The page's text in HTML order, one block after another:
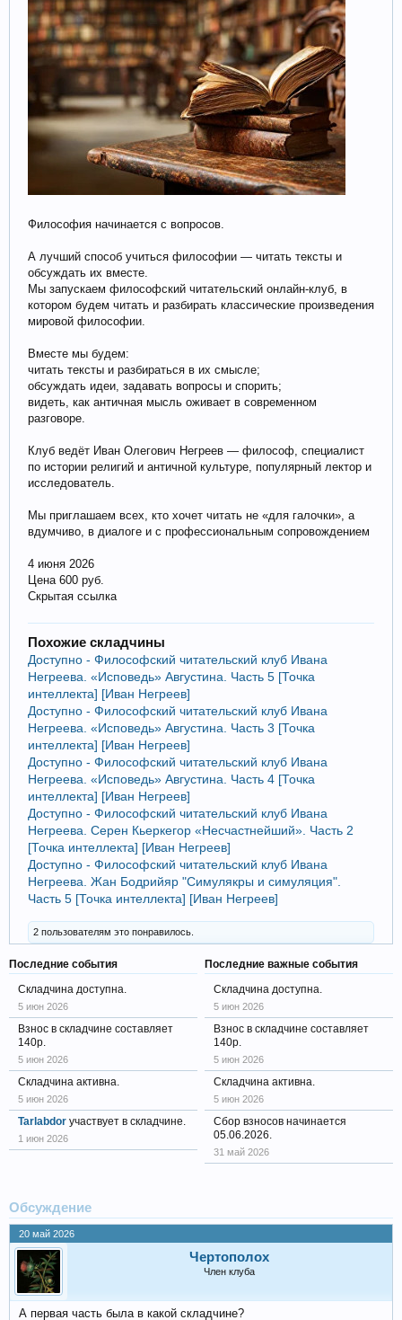
Философия начинается с вопросов.
А лучший способ учиться философии — читать тексты и
обсуждать их вместе.
Мы запускаем философский читательский онлайн-клуб, в
котором будем читать и разбирать классические произведения
мировой философии.
Вместе мы будем:
читать тексты и разбираться в их смысле;
обсуждать идеи, задавать вопросы и спорить;
видеть, как античная мысль оживает в современном
разговоре.
Клуб ведёт Иван Олегович Негреев — философ, специалист
по истории религий и античной культуре, популярный лектор и
исследователь.
Мы приглашаем всех, кто хочет читать не «для галочки», а
вдумчиво, в диалоге и с профессиональным сопровождением
4 июня 2026
Цена 600 руб.
Скрытая ссылка
Похожие складчины
Доступно - Философский читательский клуб Ивана
Негреева. «Исповедь» Августина. Часть 5 [Точка
интеллекта] [Иван Негреев]
Доступно - Философский читательский клуб Ивана
Негреева. «Исповедь» Августина. Часть 3 [Точка
интеллекта] [Иван Негреев]
Доступно - Философский читательский клуб Ивана
Негреева. «Исповедь» Августина. Часть 4 [Точка
интеллекта] [Иван Негреев]
Доступно - Философский читательский клуб Ивана
Негреева. Серен Кьеркегор «Несчастнейший». Часть 2
[Точка интеллекта] [Иван Негреев]
Доступно - Философский читательский клуб Ивана
Негреева. Жан Бодрийяр "Симулякры и симуляция".
Часть 5 [Точка интеллекта] [Иван Негреев]
2 пользователям это понравилось.
Последние события
Складчина доступна.
5 июн 2026
Взнос в складчине составляет
140р.
5 июн 2026
Складчина активна.
5 июн 2026
Tarlabdor участвует в складчине.
1 июн 2026
Последние важные события
Складчина доступна.
5 июн 2026
Взнос в складчине составляет
140р.
5 июн 2026
Складчина активна.
5 июн 2026
Сбор взносов начинается
05.06.2026.
31 май 2026
Обсуждение
20 май 2026
Чертополох
Член клуба
А первая часть была в какой складчине?